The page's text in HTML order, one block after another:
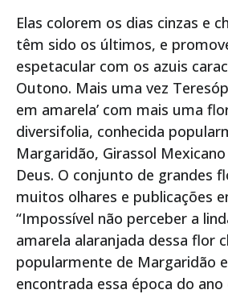
Elas colorem os dias cinzas e
têm sido os últimos, e
espetacular com os azuis
Outono. Mais uma vez
em amarela’ com mais uma
diversifolia, conhecida
Margaridão, Girassol
Deus. O conjunto de grandes
muitos olhares e publicações
“Impossível não perceber a
amarela alaranjada dessa flor
popularmente de Margaridão
encontrada essa época do